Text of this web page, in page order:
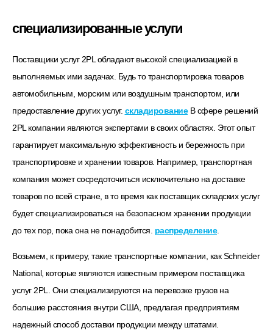
специализированные услуги
Поставщики услуг 2PL обладают высокой специализацией в
выполняемых ими задачах. Будь то транспортировка товаров
автомобильным, морским или воздушным транспортом, или
предоставление других услуг. складированиеВ сфере решений
2PL компании являются экспертами в своих областях. Этот опыт
гарантирует максимальную эффективность и бережность при
транспортировке и хранении товаров. Например, транспортная
компания может сосредоточиться исключительно на доставке
товаров по всей стране, в то время как поставщик складских услуг
будет специализироваться на безопасном хранении продукции
до тех пор, пока она не понадобится. распределение.
Возьмем, к примеру, такие транспортные компании, как Schneider
National, которые являются известным примером поставщика
услуг 2PL. Они специализируются на перевозке грузов на
большие расстояния внутри США, предлагая предприятиям
надежный способ доставки продукции между штатами.